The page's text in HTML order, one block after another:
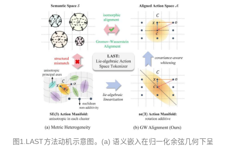
图1.LAST方法动机示意图。(a) 语义嵌入在归一化余弦几何下呈